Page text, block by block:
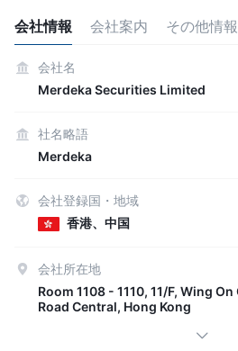
会社情報 会社案内 その他情報
会社名
Merdeka Securities Limited
社名略語
Merdeka
会社登録国・地域
香港、中国
会社所在地
Room 1108 - 1110, 11/F, Wing
Road Central, Hong Kong